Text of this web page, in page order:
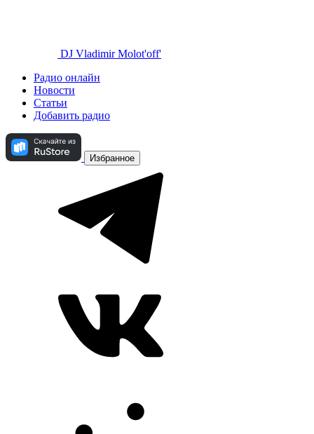
DJ Vladimir Molot'off'
Радио онлайн
Новости
Статьи
Добавить радио
Избранное